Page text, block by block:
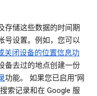
存储这些数据的时间期
号设置。例如，您可以
关闭设备的位置信息功
备去过的地点创建一份
功能。 如果您已启用“网
索记录和在 Google 服